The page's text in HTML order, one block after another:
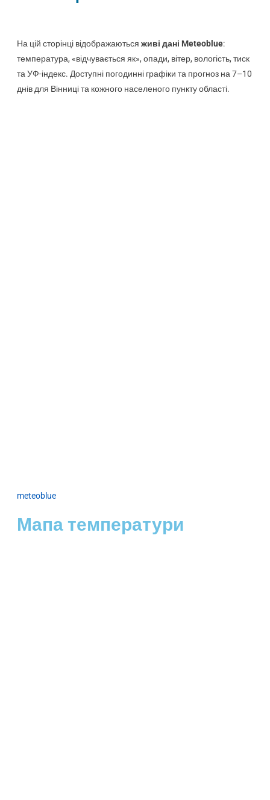
На цій сторінці відображаються живі дані Meteoblue:
температура, «відчувається як», опади, вітер, вологість, тиск
та УФ-індекс. Доступні погодинні графіки та прогноз на 7–10
днів для Вінниці та кожного населеного пункту області.
meteoblue
Мапа температури